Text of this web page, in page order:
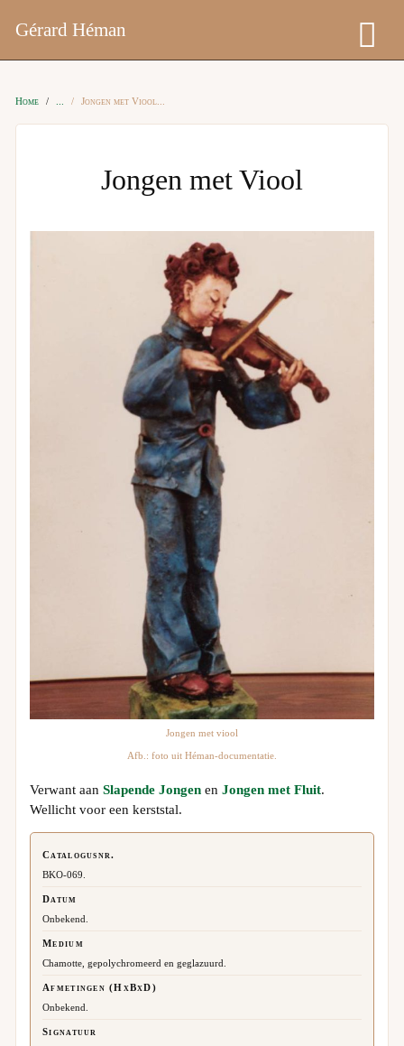
Gérard Héman
Home Jongen met Viool
Jongen met Viool
Jongen met viool
Afb.: foto uit Héman-documentatie.
Verwant aanSlapende Jongen enJongen met Fluit.
Wellicht voor een kerststal.
Catalogusnr.
BKO-069.
Datum
Onbekend.
Medium
Chamotte, gepolychromeerd en geglazuurd.
Afmetingen (HxBxD)
Onbekend.
Signatuur